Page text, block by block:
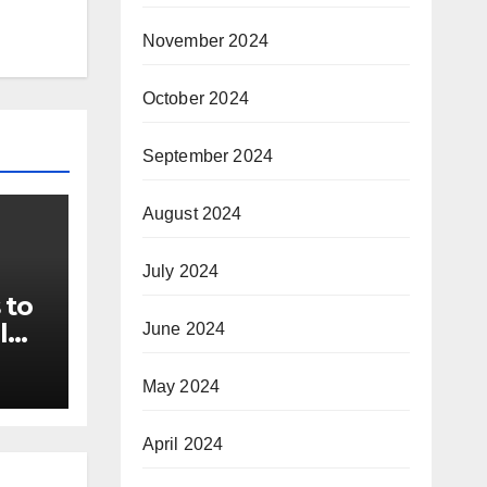
to
November 2024
October 2024
September 2024
August 2024
July 2024
June 2024
May 2024
April 2024